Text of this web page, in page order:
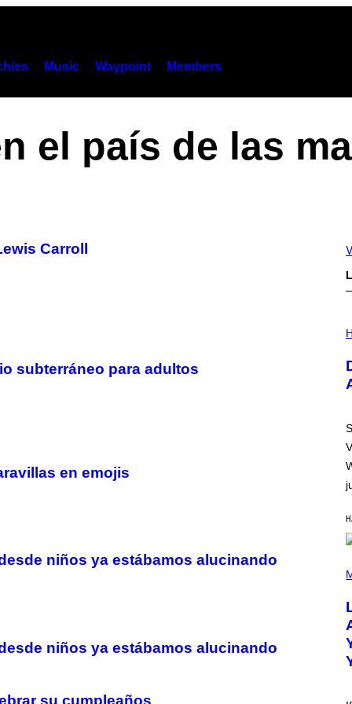
Music Waypoint Members
el país de las
Carroll
subterráneo para adultos
en emojis
niños ya estábamos alucinando
niños ya estábamos alucinando
L
S
T
R
I
N
B
Y
R
S
A
.
P
T
O
B
Y
M
I